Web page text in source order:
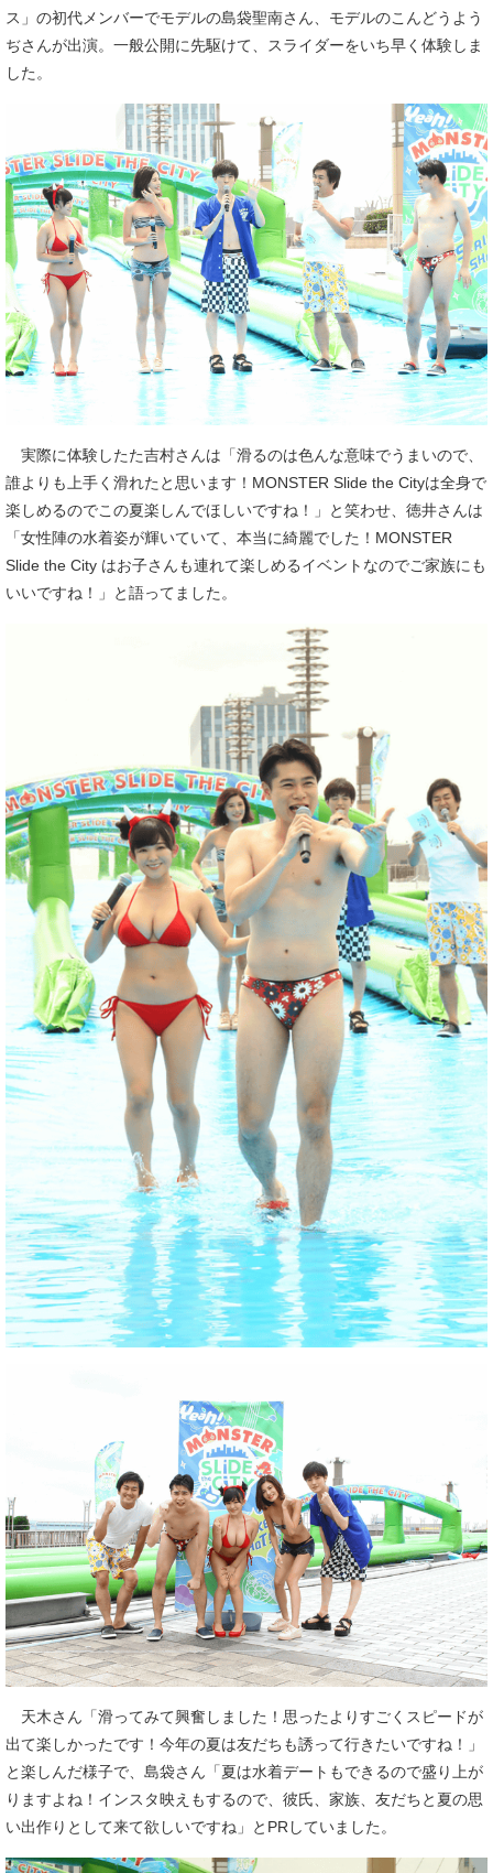
ス」の初代メンバーでモデルの島袋聖南さん、モデルのこんどうよう
ぢさんが出演。一般公開に先駆けて、スライダーをいち早く体験しま
した。
実際に体験したた吉村さんは「滑るのは色んな意味でうまいので、
誰よりも上手く滑れたと思います！MONSTER Slide the Cityは全身で
楽しめるのでこの夏楽しんでほしいですね！」と笑わせ、徳井さんは
「女性陣の水着姿が輝いていて、本当に綺麗でした！MONSTER
Slide the City はお子さんも連れて楽しめるイベントなのでご家族にも
いいですね！」と語ってました。
天木さん「滑ってみて興奮しました！思ったよりすごくスピードが
出て楽しかったです！今年の夏は友だちも誘って行きたいですね！」
と楽しんだ様子で、島袋さん「夏は水着デートもできるので盛り上が
りますよね！インスタ映えもするので、彼氏、家族、友だちと夏の思
い出作りとして来て欲しいですね」とPRしていました。